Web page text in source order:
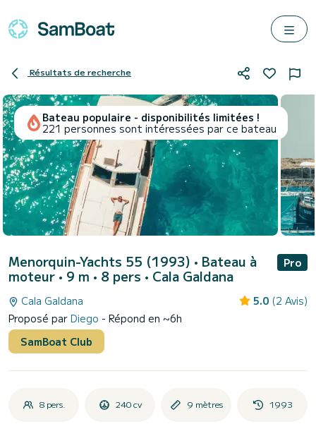
Résultats de recherche
Bateau populaire - disponibilités limitées !
221 personnes sont intéressées par ce bateau
Menorquin-Yachts 55 (1993) • Bateau à
moteur • 9 m • 8 pers • Cala Galdana
Pro
Cala Galdana 5.0 (2 Avis)
Proposé par Diego - Répond en ~6h
SamBoat Club
8 pers. 240 cv 9 mètres 1993